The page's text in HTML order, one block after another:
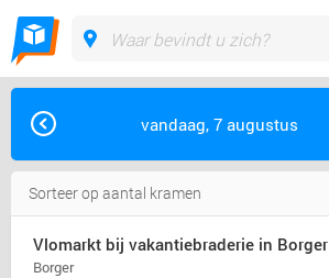
vandaag, 7 augustus
Vlomarkt bij vakantiebraderie in Borger
Borger